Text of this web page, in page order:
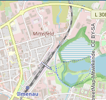
Tab (Karte)
© OpenStreetMap-Mitwirkende, CC BY-SA